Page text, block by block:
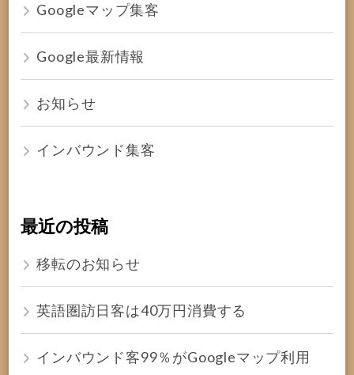
Googleマップ集客
Google最新情報
お知らせ
インバウンド集客
最近の投稿
移転のお知らせ
英語圏訪日客は40万円消費する
インバウンド客99％がGoogleマップ利用